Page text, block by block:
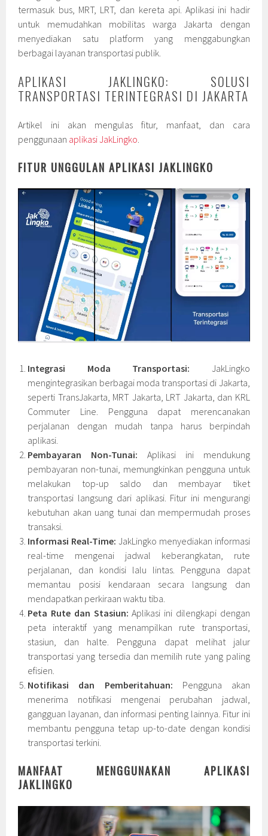
termasuk bus, MRT, LRT, dan kereta api. Aplikasi ini hadir
untuk memudahkan mobilitas warga Jakarta dengan
menyediakan satu platform yang menggabungkan
berbagai layanan transportasi publik.
APLIKASI JAKLINGKO: SOLUSI
TRANSPORTASI TERINTEGRASI DI JAKARTA
Artikel ini akan mengulas fitur, manfaat, dan cara
penggunaan aplikasi JakLingko
FITUR UNGGULAN APLIKASI JAKLINGKO
Integrasi Moda Transportasi: JakLingko
mengintegrasikan berbagai moda transportasi di Jakarta,
seperti TransJakarta, MRT Jakarta, LRT Jakarta, dan KRL
Commuter Line. Pengguna dapat merencanakan
perjalanan dengan mudah tanpa harus berpindah
aplikasi.
Pembayaran Non-Tunai: Aplikasi ini mendukung
pembayaran non-tunai, memungkinkan pengguna untuk
melakukan top-up saldo dan membayar tiket
transportasi langsung dari aplikasi. Fitur ini mengurangi
kebutuhan akan uang tunai dan mempermudah proses
transaksi.
Informasi Real-Time: JakLingko menyediakan informasi
real-time mengenai jadwal keberangkatan, rute
perjalanan, dan kondisi lalu lintas. Pengguna dapat
memantau posisi kendaraan secara langsung dan
mendapatkan perkiraan waktu tiba.
Peta Rute dan Stasiun: Aplikasi ini dilengkapi dengan
peta interaktif yang menampilkan rute transportasi,
stasiun, dan halte. Pengguna dapat melihat jalur
transportasi yang tersedia dan memilih rute yang paling
efisien.
Notifikasi dan Pemberitahuan: Pengguna akan
menerima notifikasi mengenai perubahan jadwal,
gangguan layanan, dan informasi penting lainnya. Fitur ini
membantu pengguna tetap up-to-date dengan kondisi
transportasi terkini.
MANFAAT MENGGUNAKAN APLIKASI
JAKLINGKO